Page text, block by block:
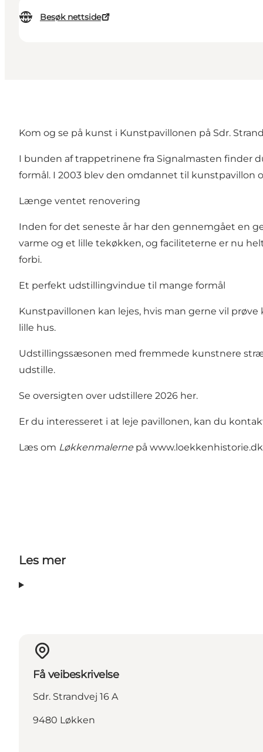
Besøk nettside
Kom og se på kunst i Kunstpavillonen på Sdr.
I bunden af trappetrinene fra Signalmasten finder
formål. I 2003 blev den omdannet til
Længe ventet renovering
Inden for det seneste år har den gennemgået en
varme og et lille tekøkken, og faciliteterne er nu
forbi.
Et perfekt udstillingvindue til mange formål
Kunstpavillonen kan lejes, hvis man gerne vil
lille hus.
Udstillingssæsonen med fremmede kunstnere
udstille.
Se oversigten over udstillere 2026 her.
Er du interesseret i at leje pavillonen, kan du
Læs om Løkkenmalerne på www.loekkenhistorie.dk
Les mer
Få veibeskrivelse
Sdr. Strandvej 16 A
9480 Løkken